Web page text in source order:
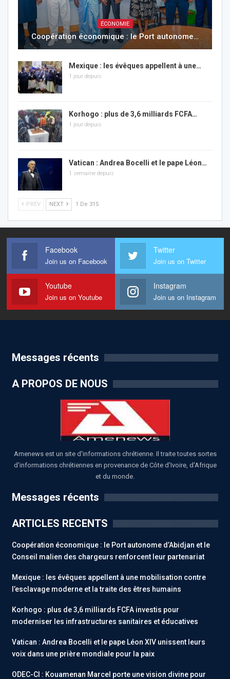
ÉCONOMIE
Coopération économique : le Port autonome…
Mexique : les évêques appellent à une…
1 jour depuis
Korhogo : plus de 3,6 milliards FCFA…
1 jour depuis
Vatican : Andrea Bocelli et le pape Léon…
1 semaine depuis
PREV NEXT 1 De 315
Facebook
Join us on Facebook
Twitter
Join us on Twitter
Youtube
Join us on Youtube
Instagram
Join us on Instagram
Messages récents
A PROPOS DE NOUS
Amenews est un site d'informations chrétienne. Il traite toutes sortes
d'informations chrétiennes en provenance de Côte d'Ivoire, d'Afrique
et du monde.
Messages récents
ARTICLES RECENTS
Coopération économique : le Port autonome d’Abidjan et le
Conseil malien des chargeurs renforcent leur partenariat
Mexique : les évêques appellent à une mobilisation contre
l’esclavage moderne et la traite des êtres humains
Korhogo : plus de 3,6 milliards FCFA investis pour
moderniser les infrastructures sanitaires et éducatives
Vatican : Andrea Bocelli et le pape Léon XIV unissent leurs
voix dans une prière mondiale pour la paix
ODEC-CI : Kouamenan Marcel porte une vision divine pour